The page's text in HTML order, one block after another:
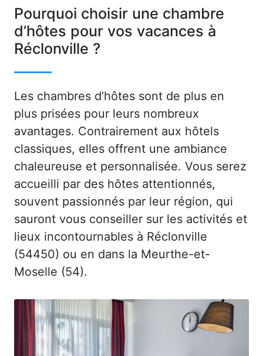
Pourquoi choisir une chambre
d’hôtes pour vos vacances à
Réclonville ?
Les chambres d’hôtes sont de plus en
plus prisées pour leurs nombreux
avantages. Contrairement aux hôtels
classiques, elles offrent une ambiance
chaleureuse et personnalisée. Vous serez
accueilli par des hôtes attentionnés,
souvent passionnés par leur région, qui
sauront vous conseiller sur les activités et
lieux incontournables à Réclonville
(54450) ou en dans la Meurthe-et-
Moselle (54).